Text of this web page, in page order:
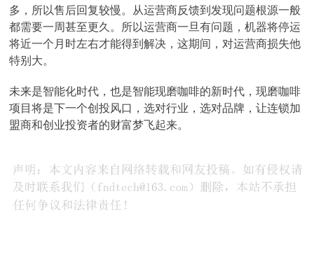
多，所以售后回复较慢。从运营商反馈到发现问题根源一般
都需要一周甚至更久。所以运营商一旦有问题，机器将停运
将近一个月时左右才能得到解决，这期间，对运营商损失他
特别大。
未来是智能化时代，也是智能现磨咖啡的新时代，现磨咖啡
项目将是下一个创投风口，选对行业，选对品牌，让连锁加
盟商和创业投资者的财富梦飞起来。